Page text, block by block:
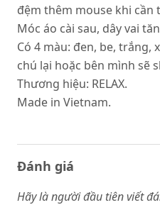
đệm thêm mouse khi cần
Móc áo cài sau, dây vai
Có 4 màu: đen, be, trắng,
chú lại hoặc bên mình sẽ
Thương hiệu: RELAX.
Made in Vietnam.
Đánh giá
Hãy là người đầu tiên viết